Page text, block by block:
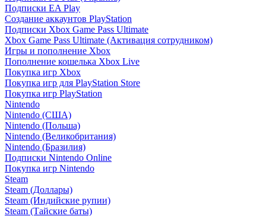
Подписки EA Play
Создание аккаунтов PlayStation
Подписки Xbox Game Pass Ultimate
Xbox Game Pass Ultimate (Активация сотрудником)
Игры и пополнение Xbox
Пополнение кошелька Xbox Live
Покупка игр Xbox
Покупка игр для PlayStation Store
Покупка игр PlayStation
Nintendo
Nintendo (США)
Nintendo (Польша)
Nintendo (Великобритания)
Nintendo (Бразилия)
Подписки Nintendo Online
Покупка игр Nintendo
Steam
Steam (Доллары)
Steam (Индийские рупии)
Steam (Тайские баты)